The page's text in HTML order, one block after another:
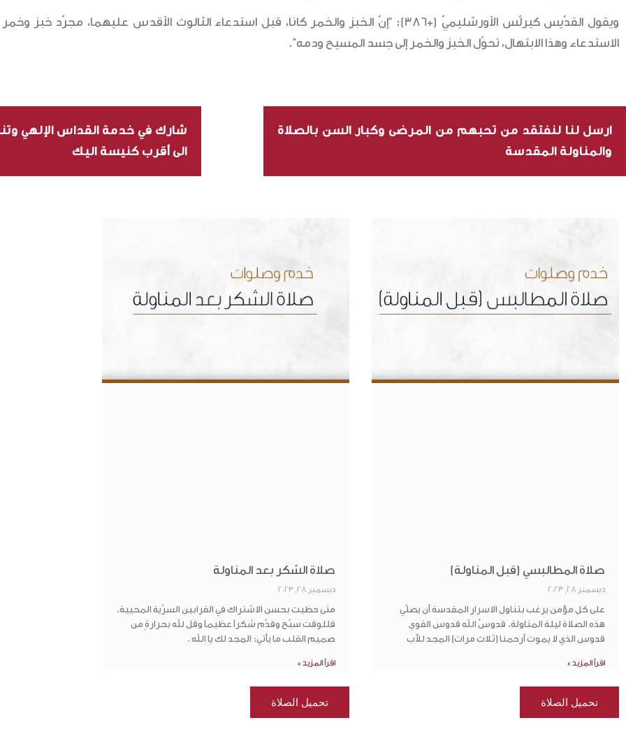
ويقول القدّيس كيرلّس الأورشليميّ (+386): “إنّ الخبز والخمر كانا، قبل استدعاء الثالوث الأقدس عليهما،
الاستدعاء وهذا الابتهال، تحوّل الخبز والخمر إلى جسد المسيح ودمه”.
ارسل لنا لنفتقد من تحبهم من المرضى وكبار السن بالصلاة
والمناولة المقدسة
شارك في خدمة القداس الإلهي
الى أقرب كنيسة اليك
صلاة المطالبسي (قبل المناولة)
ديسمبر 28, 2023
على كل مؤمن يرغب بتناول الاسرار المقدسة أن يصلّي
هذه الصلاة ليلة المناولة. قدوسٌ الله قدوس القوي
قدوس الذي لا يموت أرحمنا (ثلاث مرات) المجد للآب
اقرأ المزيد »
تحميل الصلاة
صلاة الشكر بعد المناولة
ديسمبر 28, 2023
متى حظيت بحسن الاشتراك في القرابين السرّية المحيية.
فللوقت سبّح وقدّم شكراً عظيماً وقل لله بحرارةٍ من
صميم القلب ما يأتي: المجد لك يا الله .
اقرأ المزيد »
تحميل الصلاة